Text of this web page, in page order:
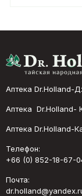
Аптека Dr.Holland-
Аптека Dr.Holland-
Аптека Dr.Holland-
Телефон:
+66 (0) 852-18-67-
Почта: